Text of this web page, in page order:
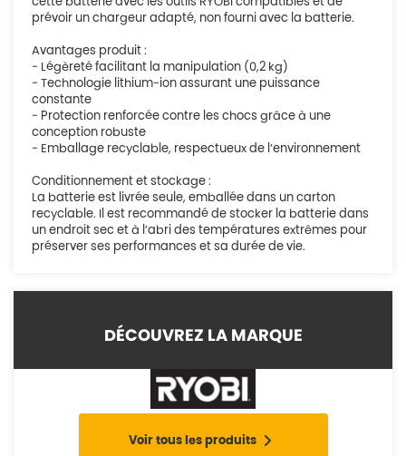
prévoir un chargeur adapté, non fourni avec la batterie.
Avantages produit :
- Légèreté facilitant la manipulation (0,2 kg)
- Technologie lithium-ion assurant une puissance
constante
- Protection renforcée contre les chocs grâce à une
conception robuste
- Emballage recyclable, respectueux de l’environnement
Conditionnement et stockage :
La batterie est livrée seule, emballée dans un carton
recyclable. Il est recommandé de stocker la batterie dans
un endroit sec et à l’abri des températures extrêmes pour
préserver ses performances et sa durée de vie.
DÉCOUVREZ LA MARQUE
Voir tous les produits